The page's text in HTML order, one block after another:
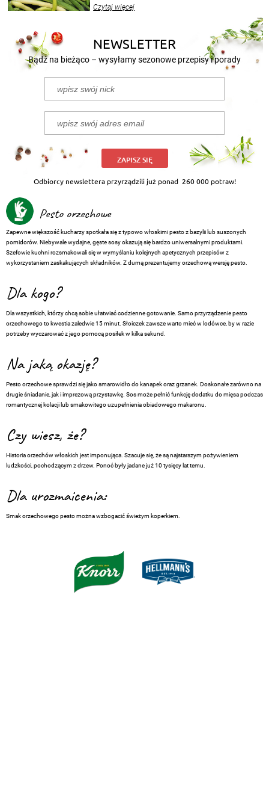
nasze propozycje!
Czytaj więcej
NEWSLETTER
Bądź na bieżąco – wysyłamy sezonowe przepisy i porady
ZAPISZ SIĘ
Odbiorcy newslettera przyrządzili już ponad 260 000 potraw!
Pesto orzechowe
Zapewne większość kucharzy spotkała się z typowo włoskimi pesto z bazylii lub suszonych
pomidorów. Niebywale wydajne, gęste sosy okazują się bardzo uniwersalnymi produktami.
Szefowie kuchni rozsmakowali się w wymyślaniu kolejnych apetycznych przepisów z
wykorzystaniem zaskakujących składników. Z dumą prezentujemy orzechową wersję pesto.
Dla kogo?
Dla wszystkich, którzy chcą sobie ułatwiać codzienne gotowanie. Samo przyrządzenie pesto
orzechowego to kwestia zaledwie 15 minut. Słoiczek zawsze warto mieć w lodówce, by w razie
potrzeby wyczarować z jego pomocą posiłek w kilka sekund.
Na jaką okazję?
Pesto orzechowe sprawdzi się jako smarowidło do kanapek oraz grzanek. Doskonałe zarówno na
drugie śniadanie, jak i imprezową przystawkę. Sos może pełnić funkcję dodatku do mięsa podczas
romantycznej kolacji lub smakowitego uzupełnienia obiadowego makaronu.
Czy wiesz, że?
Historia orzechów włoskich jest imponująca. Szacuje się, że są najstarszym pożywieniem
ludzkości, pochodzącym z drzew. Ponoć były jadane już 10 tysięcy lat temu.
Dla urozmaicenia:
Smak orzechowego pesto można wzbogacić świeżym koperkiem.